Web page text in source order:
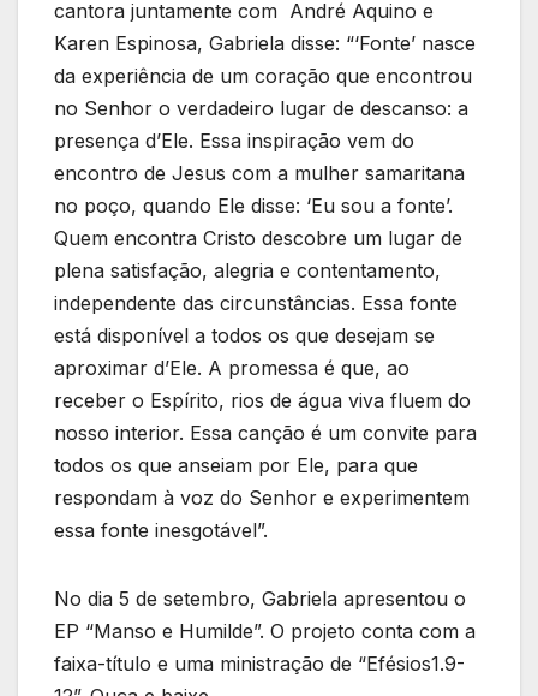
cantora juntamente com André Aquino e
Karen Espinosa, Gabriela disse: “‘Fonte’ nasce
da experiência de um coração que encontrou
no Senhor o verdadeiro lugar de descanso: a
presença d’Ele. Essa inspiração vem do
encontro de Jesus com a mulher samaritana
no poço, quando Ele disse: ‘Eu sou a fonte’.
Quem encontra Cristo descobre um lugar de
plena satisfação, alegria e contentamento,
independente das circunstâncias. Essa fonte
está disponível a todos os que desejam se
aproximar d’Ele. A promessa é que, ao
receber o Espírito, rios de água viva fluem do
nosso interior. Essa canção é um convite para
todos os que anseiam por Ele, para que
respondam à voz do Senhor e experimentem
essa fonte inesgotável”.
No dia 5 de setembro, Gabriela apresentou o
EP “Manso e Humilde”. O projeto conta com a
faixa-título e uma ministração de “Efésios1.9-